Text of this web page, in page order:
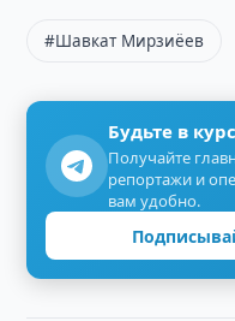
#Шавкат Мирзиёев
Будьте в
Получайте
репортажи и
вам удобно.